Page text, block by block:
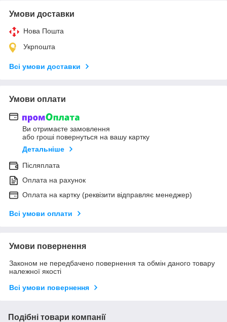
Умови доставки
Нова Пошта
Укрпошта
Всі умови доставки
Умови оплати
Ви отримаєте замовлення
або гроші повернуться на вашу картку
Детальніше
Післяплата
Оплата на рахунок
Оплата на картку (реквізити відправляє менеджер)
Всі умови оплати
Умови повернення
Законом не передбачено повернення та обмін даного товару
належної якості
Всі умови повернення
Подібні товари компанії